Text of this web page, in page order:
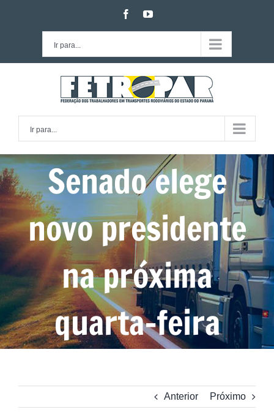
facebookyoutube
Ir para...
Ir para...
Senado elege
novo presidente
na próxima
quarta-feira
Anterior Próximo